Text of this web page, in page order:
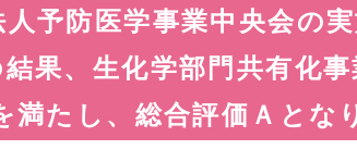
予防医学事業中央会の
果、生化学部門共有化
たし、総合評価Ａとな